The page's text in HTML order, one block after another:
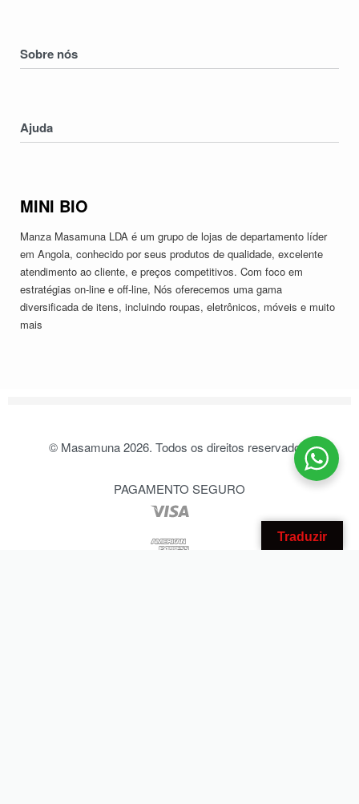
Mulheres
Crianças
Sobre nós
Contatos
Ajuda
Termos & Condições
MINI BIO
Manza Masamuna LDA é um grupo de lojas de departamento líder
em Angola, conhecido por seus produtos de qualidade, excelente
atendimento ao cliente, e preços competitivos. Com foco em
estratégias on-line e off-line, Nós oferecemos uma gama
diversificada de itens, incluindo roupas, eletrônicos, móveis e muito
mais
© Masamuna 2026. Todos os direitos reservados.
PAGAMENTO SEGURO
Traduzir